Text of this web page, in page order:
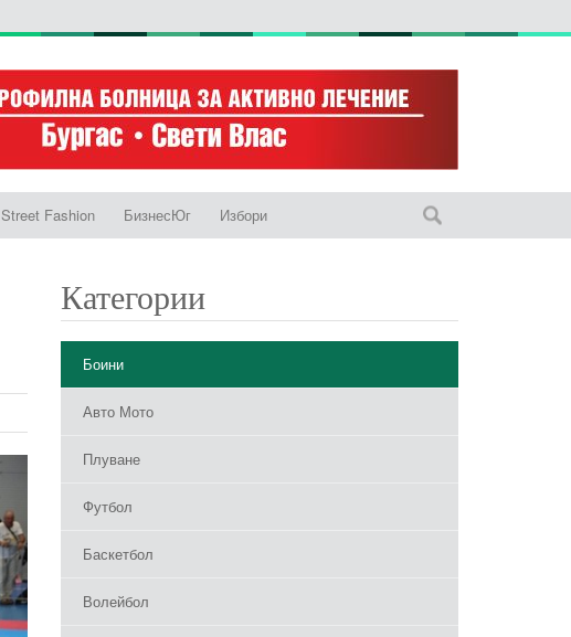
Street Fashion БизнесЮг Избори
Категории
Боини
Авто Мото
Плуване
Футбол
Баскетбол
Волейбол